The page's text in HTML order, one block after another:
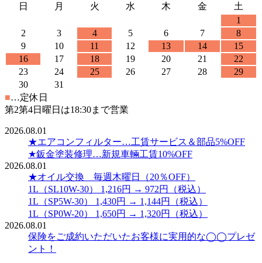
日
月 火 水 木 金
土
1
2
3 4 5 6 7
8
9
10 11 12 13 14
15
16
17 18 19 20 21
22
23
24 25 26 27 28
29
30
31
■…定休日
第2第4日曜日は18:30まで営業
2026.08.01
★エアコンフィルター…工賃サービス＆部品5%OFF
★鈑金塗装修理…新規車輛工賃10%OFF
2026.08.01
★オイル交換 毎週木曜日（20％OFF）
1L（SL10W-30） 1,216円 → 972円（税込）
1L（SP5W-30） 1,430円 → 1,144円（税込）
1L（SP0W-20） 1,650円 → 1,320円（税込）
2026.08.01
保険をご成約いただいたお客様に実用的な◯◯プレゼ
ント！